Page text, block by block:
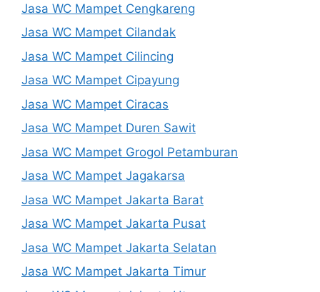
Jasa WC Mampet Cengkareng
Jasa WC Mampet Cilandak
Jasa WC Mampet Cilincing
Jasa WC Mampet Cipayung
Jasa WC Mampet Ciracas
Jasa WC Mampet Duren Sawit
Jasa WC Mampet Grogol Petamburan
Jasa WC Mampet Jagakarsa
Jasa WC Mampet Jakarta Barat
Jasa WC Mampet Jakarta Pusat
Jasa WC Mampet Jakarta Selatan
Jasa WC Mampet Jakarta Timur